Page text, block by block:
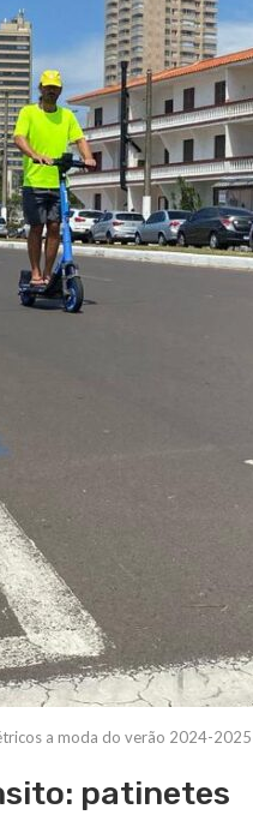
a moda do verão 2024-2025
patinetes